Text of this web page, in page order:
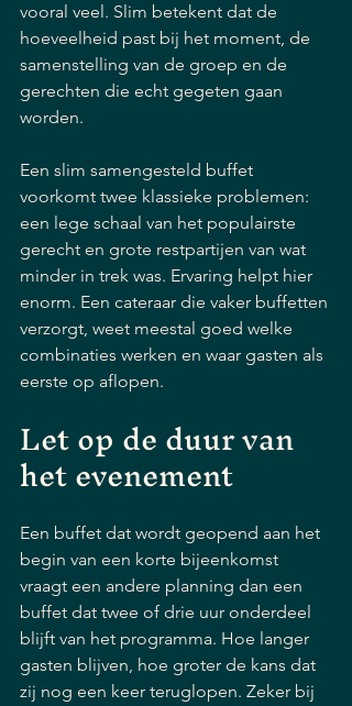
vooral veel. Slim betekent dat de
hoeveelheid past bij het moment, de
samenstelling van de groep en de
gerechten die echt gegeten gaan
worden.
Een slim samengesteld buffet
voorkomt twee klassieke problemen:
een lege schaal van het populairste
gerecht en grote restpartijen van wat
minder in trek was. Ervaring helpt hier
enorm. Een cateraar die vaker buffetten
verzorgt, weet meestal goed welke
combinaties werken en waar gasten als
eerste op aflopen.
Let op de duur van
het evenement
Een buffet dat wordt geopend aan het
begin van een korte bijeenkomst
vraagt een andere planning dan een
buffet dat twee of drie uur onderdeel
blijft van het programma. Hoe langer
gasten blijven, hoe groter de kans dat
zij nog een keer teruglopen. Zeker bij